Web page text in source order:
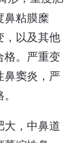
鼻粘膜糜
，以及其他
格。严重变
鼻窦炎，严
，中鼻道